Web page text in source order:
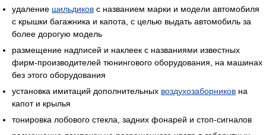
удаление шильдиков с названием марки и модели автомобиля
с крышки багажника и капота, с целью выдать автомобиль за
более дорогую модель
размещение надписей и наклеек с названиями известных
фирм-производителей тюнингового оборудования, на машинах
без этого оборудования
установка имитаций дополнительных воздухозаборников на
капот и крылья
тонировка лобового стекла, задних фонарей и стоп-сигналов